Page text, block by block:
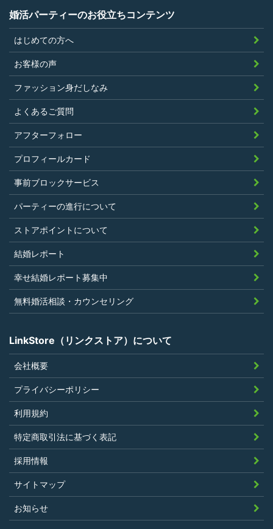
弊社が希望する証明書を持参できるこ
過去に、当社運営サービスにおいて、不
正行為、ストーカー行為、クレジットカ
ードの不正利用その他問題のある行為を
したことがないこと
暴力団等の反社会的勢力の関係者でな
く、また、法令違反あるいは公序良俗違
反行為等反社会的活動を行ったことがな
いこと
当社の独自の裁量によりLinkStoreの運営
上問題があると判断されたことがないこ
と
過去に会員登録を抹消されたり、利用停
止処分を受けたことがないこと
当社の提供するサービスと同一または類
似のサービスを提供することを業とする
法人または個人若しくはそれらの従業者
でないこと
利用者は、本規約に違反することなく、
LinkStoreを利用することにより、当社が定
める基準に従ったポイントの付与を受けるこ
とができます。
その他、キャンペーンなど当社の判断により
随時ポイントの付与をすることがあります。
婚活パーティーのお役立ちコンテンツ
はじめての方へ
お客様の声
ファッション身だしなみ
よくあるご質問
アフターフォロー
プロフィールカード
事前ブロックサービス
パーティーの進行について
ストアポイントについて
結婚レポート
幸せ結婚レポート募集中
無料婚活相談・カウンセリング
LinkStore（リンクストア）について
会社概要
プライバシーポリシー
利用規約
特定商取引法に基づく表記
採用情報
サイトマップ
お知らせ